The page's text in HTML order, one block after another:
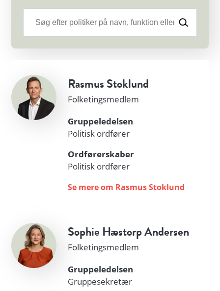
Rasmus Stoklund
Folketingsmedlem
Gruppeledelsen
Politisk ordfører
Ordførerskaber
Politisk ordfører
Se mere om Rasmus Stoklund
Sophie Hæstorp Andersen
Folketingsmedlem
Gruppeledelsen
Gruppesekretær